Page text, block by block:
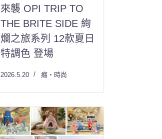
來襲 OPI TRIP TO
THE BRITE SIDE 絢
爛之旅系列 12款夏日
特調色 登場
2026.5.20 癮・時尚